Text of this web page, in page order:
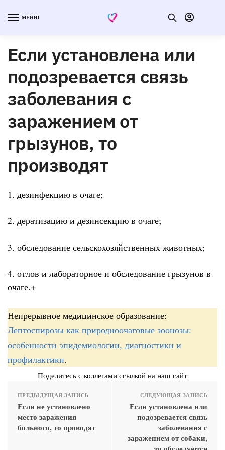
МЕНЮ
Если установлена или
подозревается связь
заболевания с
заражением от
грызунов, то
производят
1. дезинфекцию в очаге;
2. дератизацию и дезинсекцию в очаге;
3. обследование сельскохозяйственных животных;
4. отлов и лабораторное и обследование грызунов в
очаге.+
Непрерывное медицинское образование:
Лептоспирозы как природноочаговые зоонозы:
особенности эпидемиологии, диагностики и
профилактики.
Поделитесь с коллегами ссылкой на наш сайт
ПРЕДЫДУЩАЯ ЗАПИСЬ
Если не установлено
место заражения
больного, то проводят
СЛЕДУЮЩАЯ ЗАПИСЬ
Если установлена или
подозревается связь
заболевания с
заражением от собаки,